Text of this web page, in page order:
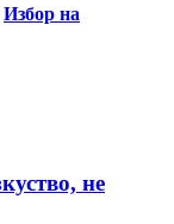
Избор на
не